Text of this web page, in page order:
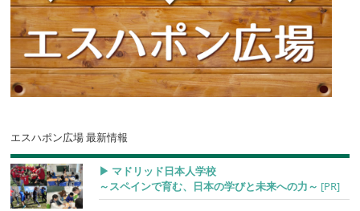
エスハポン広場 最新情報
▶︎ マドリッド日本人学校
～スペインで育む、日本の学びと未来への力～ [PR]